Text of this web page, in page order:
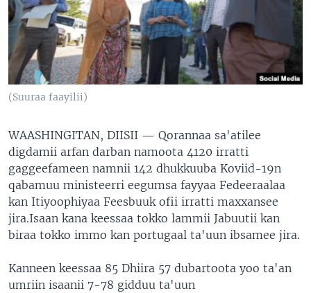
(Suuraa faayilii)
WAASHINGITAN, DIISII — Qorannaa sa'atilee
digdamii arfan darban namoota 4120 irratti
gaggeefameen namnii 142 dhukkuuba Koviid-19n
qabamuu ministeerri eegumsa fayyaa Fedeeraalaa
kan Itiyoophiyaa Feesbuuk ofii irratti maxxansee
jira.Isaan kana keessaa tokko lammii Jabuutii kan
biraa tokko immo kan portugaal ta'uun ibsamee jira.
Kanneen keessaa 85 Dhiira 57 dubartoota yoo ta'an
umriin isaanii 7-78 gidduu ta'uun